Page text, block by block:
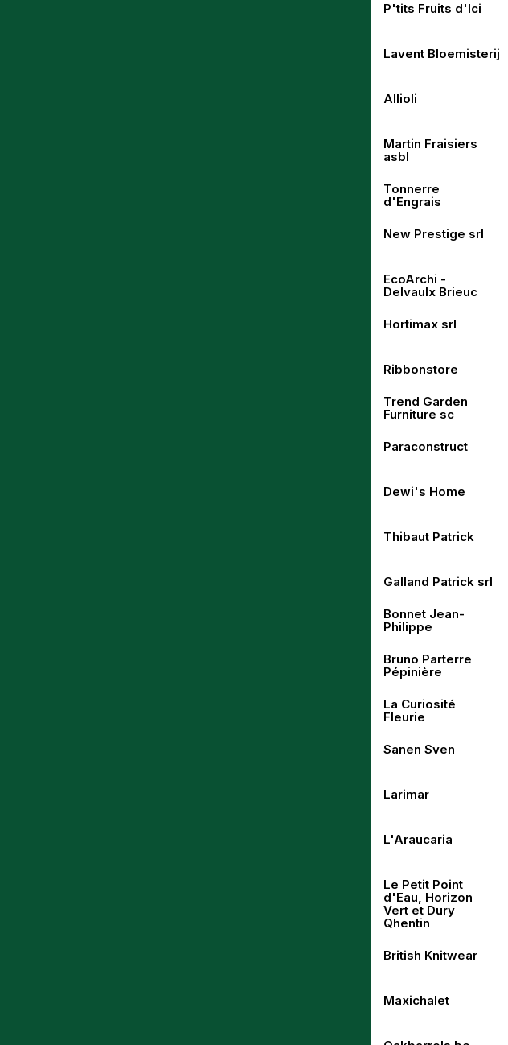
P'tits Fruits d'Ici
Lavent Bloemisterij
Allioli
Martin Fraisiers
asbl
Tonnerre
d'Engrais
New Prestige srl
EcoArchi -
Delvaulx Brieuc
Hortimax srl
Ribbonstore
Trend Garden
Furniture sc
Paraconstruct
Dewi's Home
Thibaut Patrick
Galland Patrick srl
Bonnet Jean-
Philippe
Bruno Parterre
Pépinière
La Curiosité
Fleurie
Sanen Sven
Larimar
L'Araucaria
Le Petit Point
d'Eau, Horizon
Vert et Dury
Qhentin
British Knitwear
Maxichalet